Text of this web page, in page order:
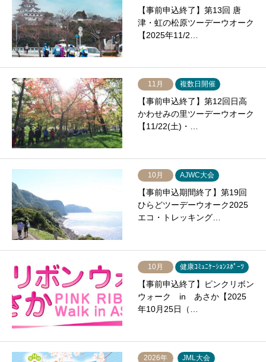
【事前申込終了】第13回 唐
津・虹の松原ツーデーウオーク
【2025年11/2…
11月 複数日開催
【事前申込終了】第12回日高
かわせみの里ツーデーウオーク
【11/22(土)・…
10月 AJWC大会
【事前申込期間終了】第19回
ひらどツーデーウオーク2025
エコ・トレッキング…
10月 健康ｺﾐｭﾆｹｰｼｮﾝｽﾎﾟｰﾂ
【事前申込終了】ピンクリボン
ウォーク in あさか【2025
年10月25日（…
2026年 JML大会